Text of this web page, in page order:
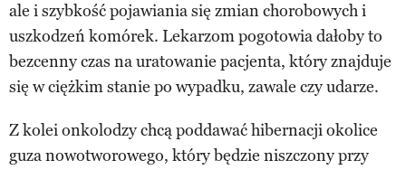
ale i szybkość pojawiania się zmian chorobowych i
uszkodzeń komórek. Lekarzom pogotowia dałoby to
bezcenny czas na uratowanie pacjenta, który znajduje
się w ciężkim stanie po wypadku, zawale czy udarze.
Z kolei onkolodzy chcą poddawać hibernacji okolice
guza nowotworowego, który będzie niszczony przy